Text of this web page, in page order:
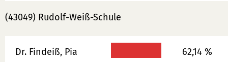
(43049) Rudolf-Weiß-Schule
Dr. Findeiß, Pia 62,14 %